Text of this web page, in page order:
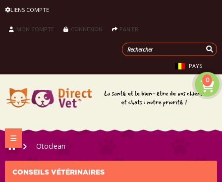
LIENS COMPTE
MON COMPTE CONNEXION PANIER
PAYS
0
Navigation bascule
>
Otoclean
CONSEILS VÉTÉRINAIRES